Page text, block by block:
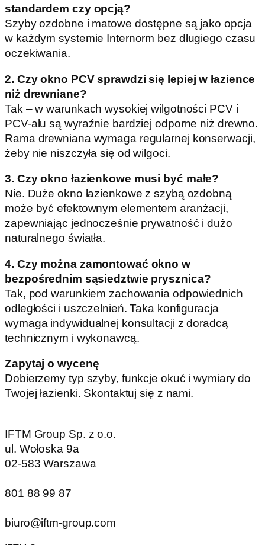
standardem czy opcją?
Szyby ozdobne i matowe dostępne są jako opcja
w każdym systemie Internorm bez długiego czasu
oczekiwania.
2. Czy okno PCV sprawdzi się lepiej w łazience
niż drewniane?
Tak – w warunkach wysokiej wilgotności PCV i
PCV-alu są wyraźnie bardziej odporne niż drewno.
Rama drewniana wymaga regularnej konserwacji,
żeby nie niszczyła się od wilgoci.
3. Czy okno łazienkowe musi być małe?
Nie. Duże okno łazienkowe z szybą ozdobną
może być efektownym elementem aranżacji,
zapewniając jednocześnie prywatność i dużo
naturalnego światła.
4. Czy można zamontować okno w
bezpośrednim sąsiedztwie prysznica?
Tak, pod warunkiem zachowania odpowiednich
odległości i uszczelnień. Taka konfiguracja
wymaga indywidualnej konsultacji z doradcą
technicznym i wykonawcą.
Zapytaj o wycenę
Dobierzemy typ szyby, funkcje okuć i wymiary do
Twojej łazienki. Skontaktuj się z nami.
IFTM Group Sp. z o.o.
ul. Wołoska 9a
02-583 Warszawa
801 88 99 87
biuro@iftm-group.com